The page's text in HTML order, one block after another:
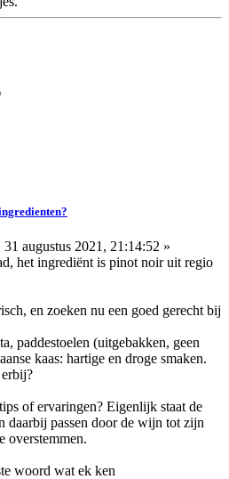
31 augustus 2021, 21:14:52 »
het ingrediënt is pinot noir uit regio
en zoeken nu een goed gerecht bij
paddestoelen (uitgebakken, geen
kaas: hartige en droge smaken.
of ervaringen? Eigenlijk staat de
daarbij passen door de wijn tot zijn
overstemmen.
woord wat ek ken